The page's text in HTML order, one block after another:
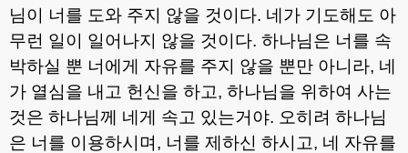
님이 너를 도와 주지 않을 것이다. 네가 기도해도 아
무런 일이 일어나지 않을 것이다. 하나님은 너를 속
박하실 뿐 너에게 자유를 주지 않을 뿐만 아니라, 네
가 열심을 내고 헌신을 하고, 하나님을 위하여 사는
것은 하나님께 네게 속고 있는거야. 오히려 하나님
은 너를 이용하시며 , 너를 제하신 하시고, 네 자유를